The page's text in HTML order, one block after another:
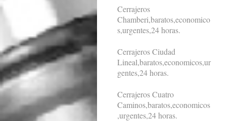
Cerrajeros
Chamberi,baratos,economico
s,urgentes,24 horas.
Cerrajeros Ciudad
Lineal,baratos,economicos,ur
gentes,24 horas.
Cerrajeros Cuatro
Caminos,baratos,economicos
,urgentes,24 horas.